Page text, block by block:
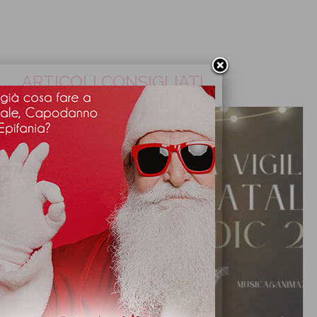
ARTICOLI CONSIGLIATI